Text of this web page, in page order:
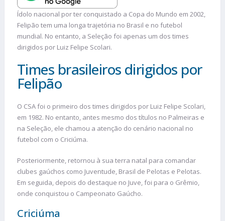
Ídolo nacional por ter conquistado a Copa do Mundo em 2002,
Felipão tem uma longa trajetória no Brasil e no futebol
mundial. No entanto, a Seleção foi apenas um dos times
dirigidos por Luiz Felipe Scolari.
Times brasileiros dirigidos por
Felipão
O CSA foi o primeiro dos times dirigidos por Luiz Felipe Scolari,
em 1982. No entanto, antes mesmo dos títulos no Palmeiras e
na Seleção, ele chamou a atenção do cenário nacional no
futebol com o Criciúma.
Posteriormente, retornou à sua terra natal para comandar
clubes gaúchos como Juventude, Brasil de Pelotas e Pelotas.
Em seguida, depois do destaque no Juve, foi para o Grêmio,
onde conquistou o Campeonato Gaúcho.
Criciúma